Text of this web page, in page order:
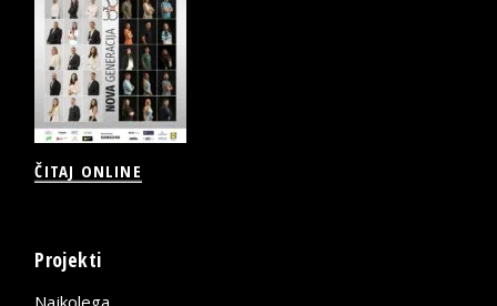
ČITAJ ONLINE
Projekti